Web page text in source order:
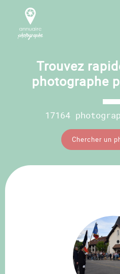
Trouvez
photographe
17164
Chercher un